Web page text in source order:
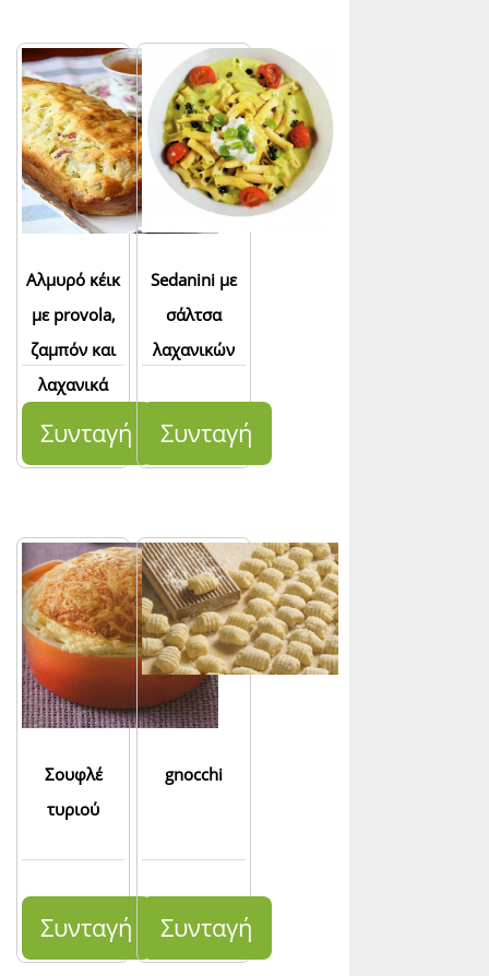
Αλμυρό κέικ
με provola,
ζαμπόν και
λαχανικά
Συνταγή
Sedanini με
σάλτσα
λαχανικών
Συνταγή
Σουφλέ
τυριού
Συνταγή
gnocchi
Συνταγή